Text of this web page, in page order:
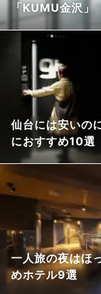
「KUMU金沢」
仙台には安いの
におすすめ10選
一人旅の夜はほ
めホテル9選